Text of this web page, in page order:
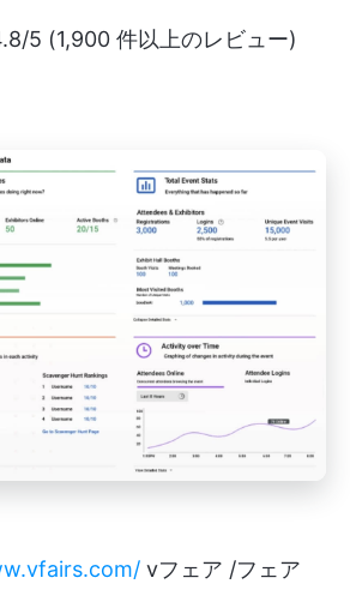
5 (1,900 件以上のレビュー)
vフェア /フェア